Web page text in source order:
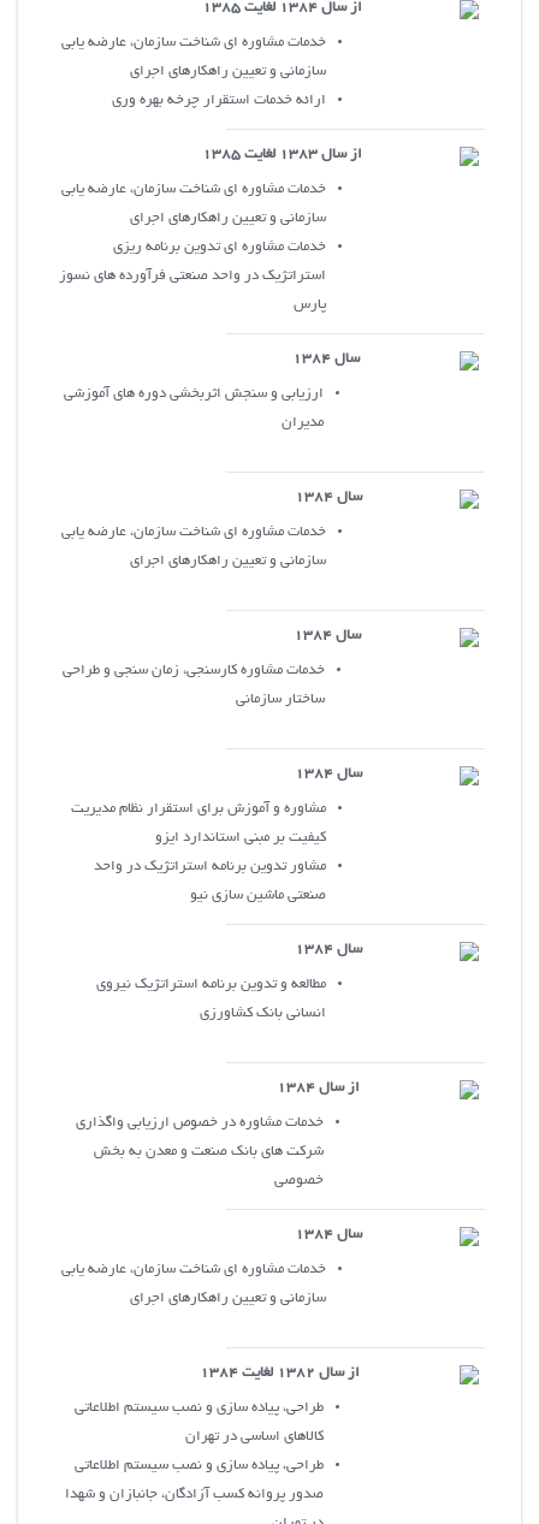
از سال 1384 لغايت 1385
خدمات مشاوره اي شناخت سازمان، عارضه يابي
سازماني و تعيين راهکارهاي اجراي
ارائه خدمات استقرار چرخه بهره وري
از سال 1383 لغايت 1385
خدمات مشاوره اي شناخت سازمان، عارضه يابي
سازماني و تعيين راهکارهاي اجراي
خدمات مشاوره اي تدوين برنامه ريزي
استراتژيک در واحد صنعتي فرآورده هاي نسوز
پارس
سال 1384
ارزيابي و سنجش اثربخشي دوره هاي آموزشي
مديران
سال 1384
خدمات مشاوره اي شناخت سازمان، عارضه يابي
سازماني و تعيين راهکارهاي اجراي
سال 1384
خدمات مشاوره کارسنجي، زمان سنجي و طراحي
ساختار سازماني
سال 1384
مشاوره و آموزش براي استقرار نظام مديريت
کيفيت بر مبني استاندارد ايزو
مشاور تدوين برنامه استراتژيک در واحد
صنعتي ماشين سازي نيو
سال 1384
مطالعه و تدوين برنامه استراتژيک نيروي
انساني بانک کشاورزي
از سال 1384
خدمات مشاوره در خصوص ارزيابي واگذاري
شرکت هاي بانک صنعت و معدن به بخش
خصوصي
سال 1384
خدمات مشاوره اي شناخت سازمان، عارضه يابي
سازماني و تعيين راهکارهاي اجراي
از سال 1382 لغايت 1384
طراحي، پياده سازي و نصب سيستم اطلاعاتي
کالاهاي اساسي در تهران
طراحي، پياده سازي و نصب سيستم اطلاعاتي
صدور پروانه کسب آزادگان، جانبازان و شهدا